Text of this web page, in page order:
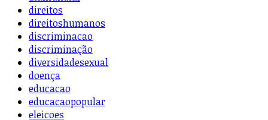
direitos
direitoshumanos
discriminacao
discriminação
diversidadesexual
doença
educacao
educacaopopular
eleicoes